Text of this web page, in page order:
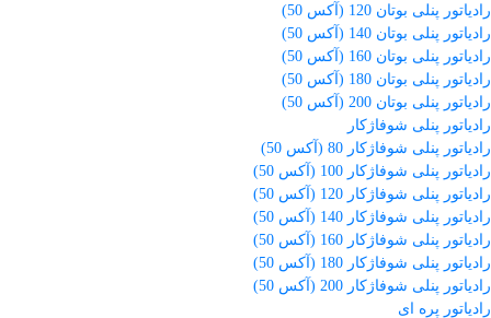
رادیاتور پنلی بوتان 120 (آکس 50)
رادیاتور پنلی بوتان 140 (آکس 50)
رادیاتور پنلی بوتان 160 (آکس 50)
رادیاتور پنلی بوتان 180 (آکس 50)
رادیاتور پنلی بوتان 200 (آکس 50)
رادیاتور پنلی شوفاژکار
رادیاتور پنلی شوفاژکار 80 (آکس 50)
رادیاتور پنلی شوفاژکار 100 (آکس 50)
رادیاتور پنلی شوفاژکار 120 (آکس 50)
رادیاتور پنلی شوفاژکار 140 (آکس 50)
رادیاتور پنلی شوفاژکار 160 (آکس 50)
رادیاتور پنلی شوفاژکار 180 (آکس 50)
رادیاتور پنلی شوفاژکار 200 (آکس 50)
رادیاتور پره ای